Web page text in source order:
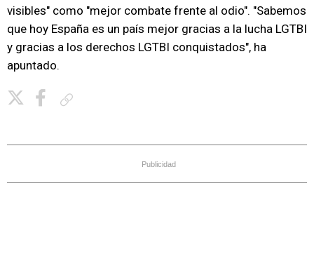
visibles" como "mejor combate frente al odio". "Sabemos
que hoy España es un país mejor gracias a la lucha LGTBI
y gracias a los derechos LGTBI conquistados", ha
apuntado.
Publicidad